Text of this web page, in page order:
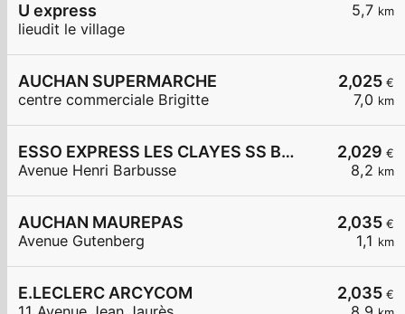
5,7 km
U express
lieudit le village
2,025 €
7,0 km
AUCHAN SUPERMARCHE
centre commerciale Brigitte
2,029 €
8,2 km
ESSO EXPRESS LES CLAYES SS BOIS LA VIGNERAIE
Avenue Henri Barbusse
2,035 €
1,1 km
AUCHAN MAUREPAS
Avenue Gutenberg
2,035 €
E.LECLERC ARCYCOM